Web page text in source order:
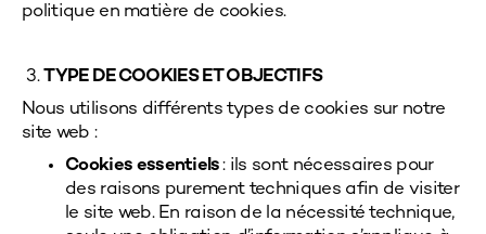
politique en matière de cookies.
3. TYPE DE COOKIES ET OBJECTIFS
Nous utilisons différents types de cookies sur notre
site web :
Cookies essentiels: ils sont nécessaires pour
des raisons purement techniques afin de visiter
le site web. En raison de la nécessité technique,